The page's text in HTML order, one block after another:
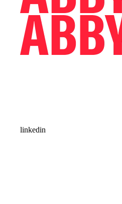
linkedin